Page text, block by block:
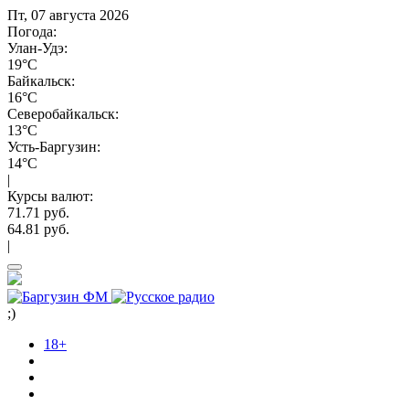
Пт, 07 августа 2026
Погода:
Улан-Удэ:
19°C
Байкальск:
16°C
Северобайкальск:
13°C
Усть-Баргузин:
14°C
|
Курсы валют:
71.71 руб.
64.81 руб.
|
;)
18+